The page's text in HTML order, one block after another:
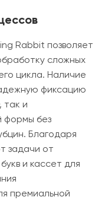
Rabbit позволяет
сложных
цикла. Наличие
фиксацию
так и
формы без
Благодаря
задачи от
и кассет для
премиальной